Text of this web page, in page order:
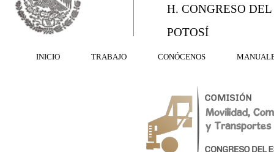
H. CONGRESO
POTOSÍ
INICIO TRABAJO CONÓCENOS